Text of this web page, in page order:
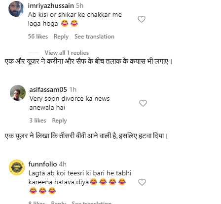
एक और यूजर ने करीना और सैफ के बीच तलाक के कयास भी लगाए।
एक यूजर ने लिखा कि तीसरी बीवी आने वाली है, इसलिए हटवा दिया।